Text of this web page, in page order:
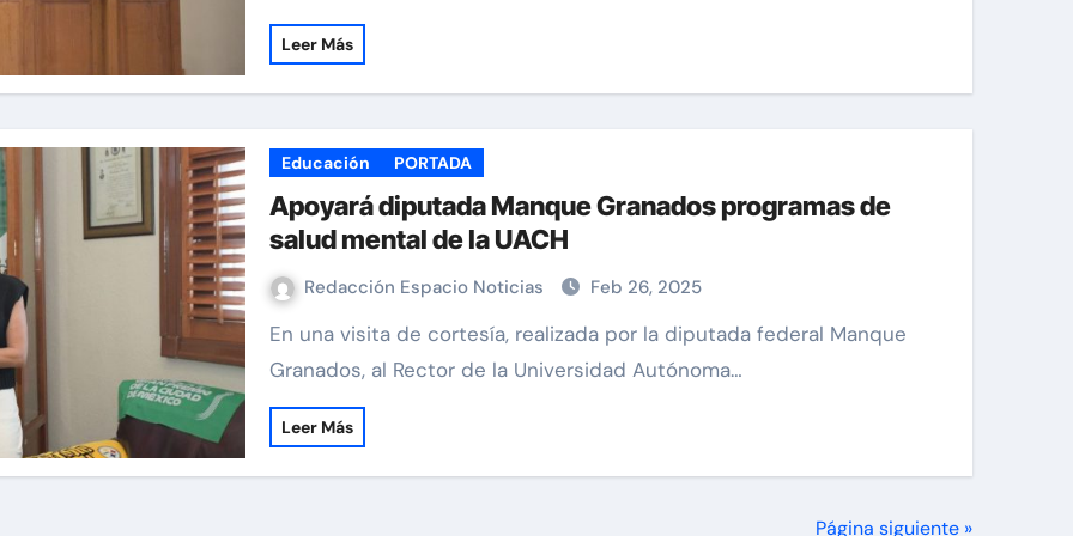
Leer Más
Educación PORTADA
Apoyará diputada Manque Granados programas de
salud mental de la UACH
Redacción Espacio Noticias Feb 26, 2025
En una visita de cortesía, realizada por la diputada federal Manque
Granados, al Rector de la Universidad Autónoma…
Leer Más
Página siguiente »